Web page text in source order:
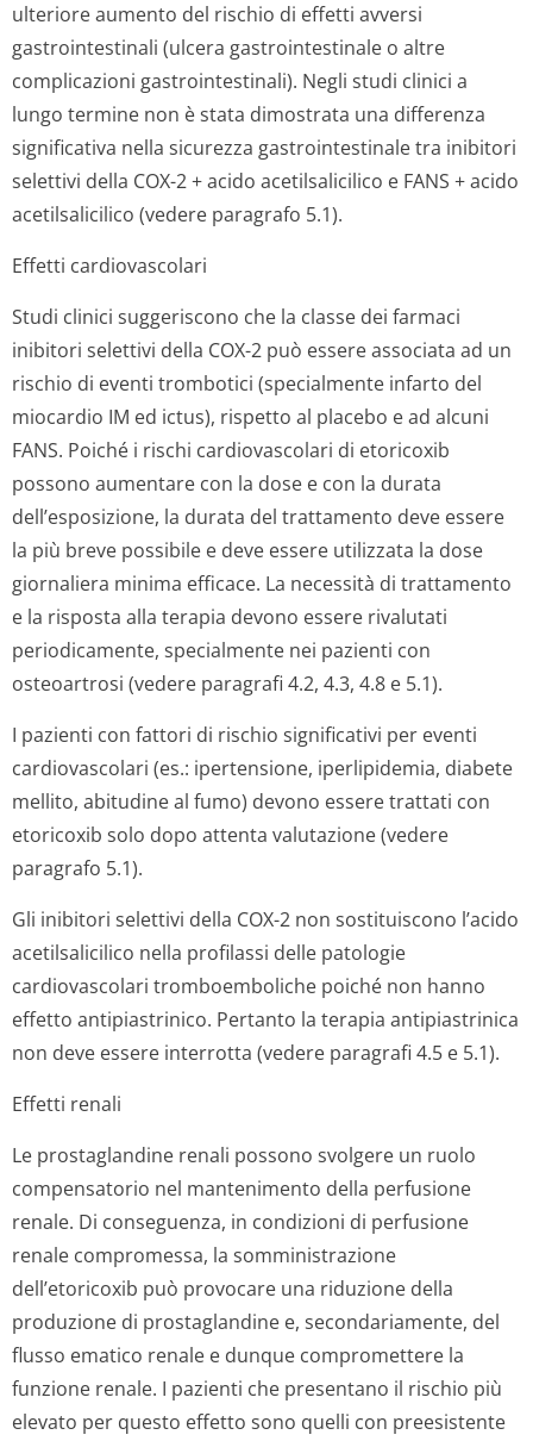
ulteriore aumento del rischio di effetti avversi
gastrointestinali (ulcera gastrointestinale o altre
complicazioni gastrointestinali). Negli studi clinici a
lungo termine non è stata dimostrata una differenza
significativa nella sicurezza gastrointestinale tra inibitori
selettivi della COX-2 + acido acetilsalicilico e FANS + acido
acetilsalicilico (vedere paragrafo 5.1).
Effetti cardiovascolari
Studi clinici suggeriscono che la classe dei farmaci
inibitori selettivi della COX-2 può essere associata ad un
rischio di eventi trombotici (specialmente infarto del
miocardio IM ed ictus), rispetto al placebo e ad alcuni
FANS. Poiché i rischi cardiovascolari di etoricoxib
possono aumentare con la dose e con la durata
dell’esposizione, la durata del trattamento deve essere
la più breve possibile e deve essere utilizzata la dose
giornaliera minima efficace. La necessità di trattamento
e la risposta alla terapia devono essere rivalutati
periodicamente, specialmente nei pazienti con
osteoartrosi (vedere paragrafi 4.2, 4.3, 4.8 e 5.1).
I pazienti con fattori di rischio significativi per eventi
cardiovascolari (es.: ipertensione, iperlipidemia, diabete
mellito, abitudine al fumo) devono essere trattati con
etoricoxib solo dopo attenta valutazione (vedere
paragrafo 5.1).
Gli inibitori selettivi della COX-2 non sostituiscono l’acido
acetilsalicilico nella profilassi delle patologie
cardiovascolari tromboemboliche poiché non hanno
effetto antipiastrinico. Pertanto la terapia antipiastrinica
non deve essere interrotta (vedere paragrafi 4.5 e 5.1).
Effetti renali
Le prostaglandine renali possono svolgere un ruolo
compensatorio nel mantenimento della perfusione
renale. Di conseguenza, in condizioni di perfusione
renale compromessa, la somministrazione
dell’etoricoxib può provocare una riduzione della
produzione di prostaglandine e, secondariamente, del
flusso ematico renale e dunque compromettere la
funzione renale. I pazienti che presentano il rischio più
elevato per questo effetto sono quelli con preesistente